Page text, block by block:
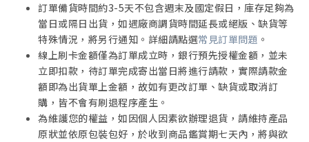
以來都沒有注意到情感忽視這個主題，那麼它能有多大的殺
傷力？事實是，那些受到情感忽視的人都處於痛苦之中，但
是他們不知道為什麼會這樣。而且常見的是，治療師也拿他
們沒辦法。這種「看不見的掙扎」經常會妨礙那些受苦的人
尋求解決之道，甚至是妨礙那些想要幫助他們的專業人士，
所以在寫這本書的時候，我特別針對這一點來指出、界定、
並且提供一些解決方法，希望能夠對那些在沉默之中受苦、
那些想著自己究竟出了什麼問題的人們帶來幫助。
訂單備貨時間約3-5天不包含週末及國定假日，庫存足夠為
當日或隔日出貨，如遇廠商調貨時間延長或絕版、缺貨等
特殊情況，將另行通知。詳細請點選常見訂單問題 。
線上刷卡金額僅為訂單成立時，銀行預先授權金額，並未
立即扣款，待訂單完成寄出當日將進行請款，實際請款金
額即為出貨單上金額，故如有更改訂單、缺貨或取消訂
購，皆不會有刷退程序產生。
為維護您的權益，如因個人因素欲辦理退貨，請維持產品
原狀並依原包裝包好，於收到商品鑑賞期七天內，將與欲